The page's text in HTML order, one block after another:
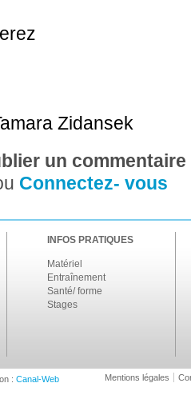
Zidansek
un
Connectez- vous
INFOS PRATIQUES
Matériel
Entraînement
Santé/ forme
Stages
: Canal-Web Mentions légales